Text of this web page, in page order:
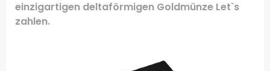
einzigartigen deltaförmigen Goldmünze Let`s
zahlen.